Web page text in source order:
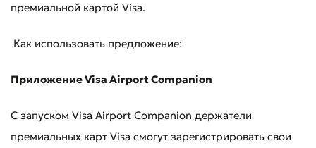
премиальной картой Visa.
Как использовать предложение:
Приложение Visa Airport Companion
С запуском Visa Airport Companion держатели
премиальных карт Visa смогут зарегистрировать свои